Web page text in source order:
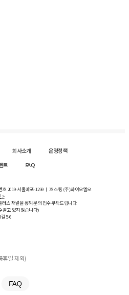
회사소개
운영정책
트 FAQ
2019-서울마포-1239 ㅣ 호스팅 (주)와이오엘오
>
스 채널을 통해 문의 접수 부탁드립니다.
받고 있지 않습니다)
길5-6
휴일 제외)
FAQ